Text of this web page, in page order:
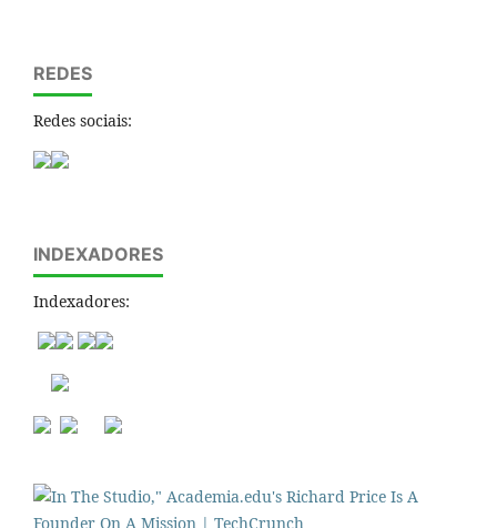
REDES
Redes sociais:
INDEXADORES
Indexadores: